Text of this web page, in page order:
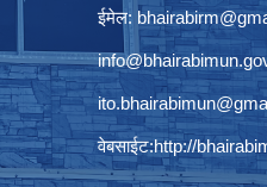
ईमेल:
वेबसाईट:http://